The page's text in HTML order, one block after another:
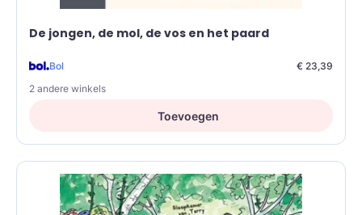
De jongen, de mol, de vos en het paard
Bol
€ 23,39
2 andere winkels
Toevoegen